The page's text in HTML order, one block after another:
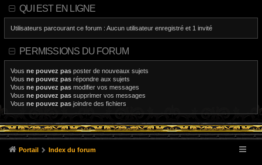
QUI EST EN LIGNE
Utilisateurs parcourant ce forum : Aucun utilisateur enregistré et 1 invité
PERMISSIONS DU FORUM
Vous ne pouvez pas poster de nouveaux sujets
Vous ne pouvez pas répondre aux sujets
Vous ne pouvez pas modifier vos messages
Vous ne pouvez pas supprimer vos messages
Vous ne pouvez pas joindre des fichiers
Portail Index du forum